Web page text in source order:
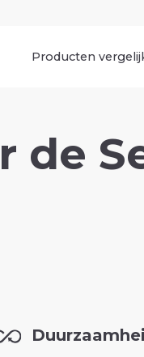
Producten
de